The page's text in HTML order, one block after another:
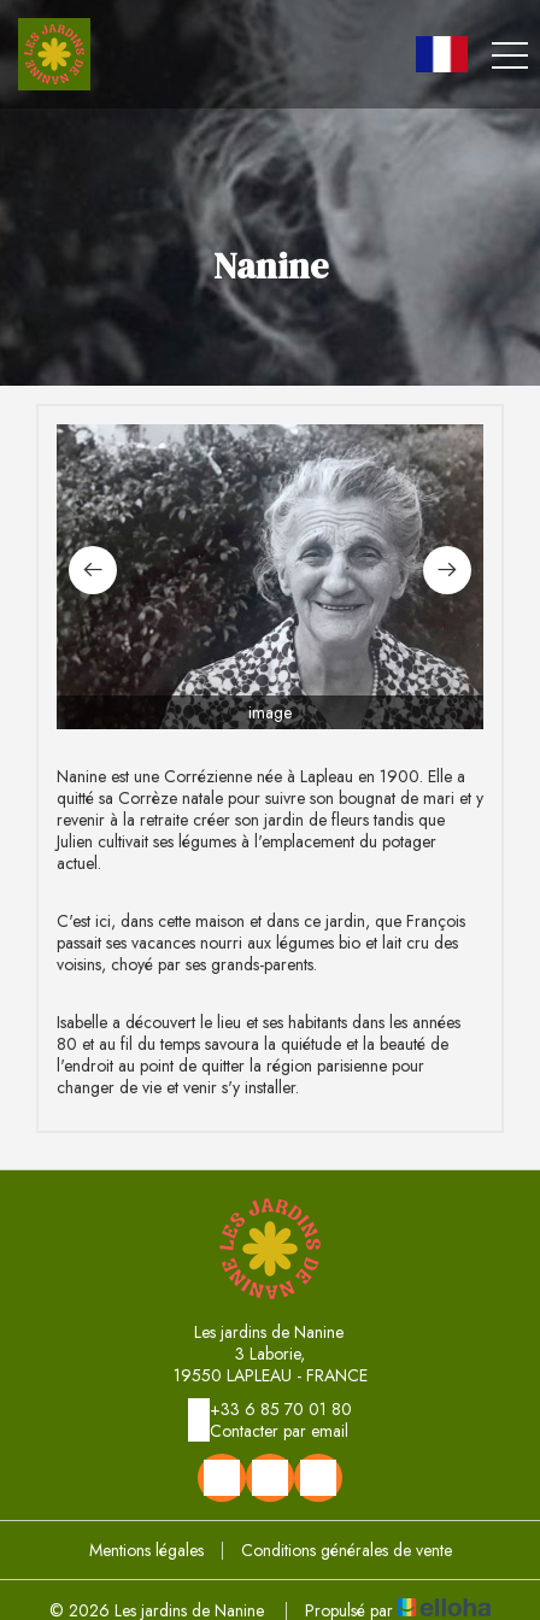
Nanine
image
Nanine est une Corrézienne née à Lapleau en 1900. Elle a
quitté sa Corrèze natale pour suivre son bougnat de mari et y
revenir à la retraite créer son jardin de fleurs tandis que
Julien cultivait ses légumes à l'emplacement du potager
actuel.
C'est ici, dans cette maison et dans ce jardin, que François
passait ses vacances nourri aux légumes bio et lait cru des
voisins, choyé par ses grands-parents.
Isabelle a découvert le lieu et ses habitants dans les années
80 et au fil du temps savoura la quiétude et la beauté de
l'endroit au point de quitter la région parisienne pour
changer de vie et venir s'y installer.
Les jardins de Nanine
3 Laborie,
19550 LAPLEAU - FRANCE
+33 6 85 70 01 80
Contacter par email
Mentions légales | Conditions générales de vente
© 2026 Les jardins de Nanine | Propulsé par